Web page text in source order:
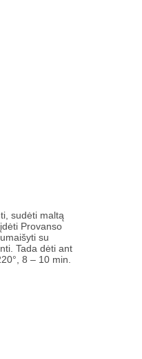
sudėti maltą
Provanso
su
Tada dėti ant
8 – 10 min.